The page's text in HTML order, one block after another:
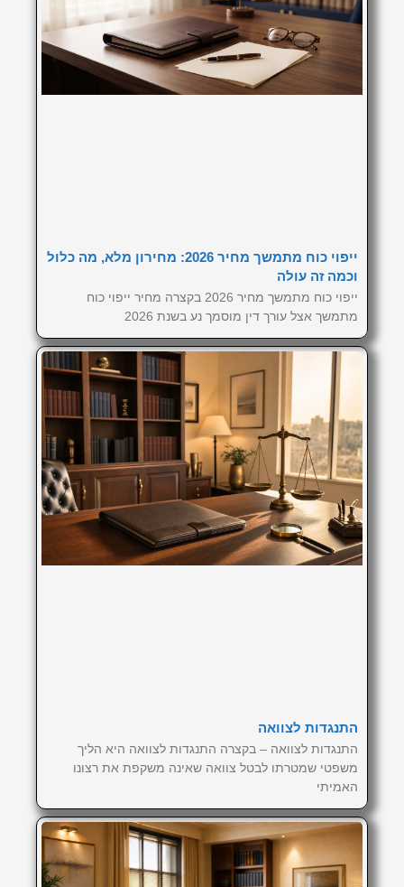
ייפוי כוח מתמשך מחיר 2026: מחירון מלא, מה כלול
וכמה זה עולה
ייפוי כוח מתמשך מחיר 2026 בקצרה מחיר ייפוי כוח
מתמשך אצל עורך דין מוסמך נע בשנת 2026
התנגדות לצוואה
התנגדות לצוואה – בקצרה התנגדות לצוואה היא הליך
משפטי שמטרתו לבטל צוואה שאינה משקפת את רצונו
האמיתי